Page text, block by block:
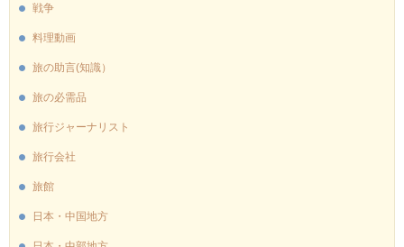
戦争
料理動画
旅の助言(知識）
旅の必需品
旅行ジャーナリスト
旅行会社
旅館
日本・中国地方